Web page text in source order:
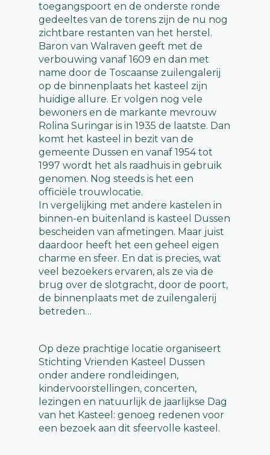
toegangspoort en de onderste ronde
gedeeltes van de torens zijn de nu nog
zichtbare restanten van het herstel.
Baron van Walraven geeft met de
verbouwing vanaf 1609 en dan met
name door de Toscaanse zuilengalerij
op de binnenplaats het kasteel zijn
huidige allure. Er volgen nog vele
bewoners en de markante mevrouw
Rolina Suringar is in 1935 de laatste. Dan
komt het kasteel in bezit van de
gemeente Dussen en vanaf 1954 tot
1997 wordt het als raadhuis in gebruik
genomen. Nog steeds is het een
officiële trouwlocatie.
In vergelijking met andere kastelen in
binnen-en buitenland is kasteel Dussen
bescheiden van afmetingen. Maar juist
daardoor heeft het een geheel eigen
charme en sfeer. En dat is precies, wat
veel bezoekers ervaren, als ze via de
brug over de slotgracht, door de poort,
de binnenplaats met de zuilengalerij
betreden…
Op deze prachtige locatie organiseert
Stichting Vrienden Kasteel Dussen
onder andere rondleidingen,
kindervoorstellingen, concerten,
lezingen en natuurlijk de jaarlijkse Dag
van het Kasteel: genoeg redenen voor
een bezoek aan dit sfeervolle kasteel.